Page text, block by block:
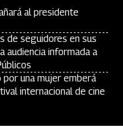
al presidente
de seguidores en sus
audiencia informada a
una mujer emberá
internacional de cine